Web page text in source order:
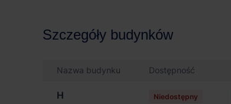
Szczegóły budynków
Nazwa budynku Dostępność
H Niedostępny